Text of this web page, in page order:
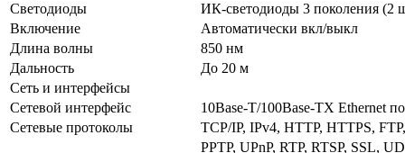
Светодиоды
ИК-светодиоды 3 поколения (2
Включение
Автоматически вкл/выкл
Длина волны
850 нм
Дальность
До 20 м
Сеть и интерфейсы
Сетевой интерфейс
10Base-T/100Base-TX Ethernet
Сетевые протоколы
TCP/IP, IPv4, HTTP, HTTPS,
PPTP, UPnP, RTP, RTSP, SSL,